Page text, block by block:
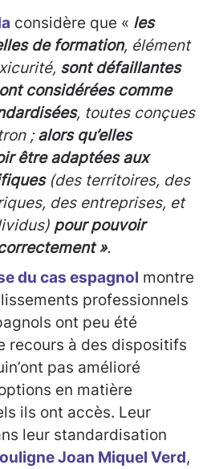
considère que « les
de formation, élément
sont défaillantes
considérées comme
, toutes conçues
;alors qu’elles
être adaptées aux
(des territoires, des
des entreprises, et
pour pouvoir
».
du cas espagnol montre
professionnels
ont peu été
recours à des dispositifs
pas amélioré
en matière
ils ont accès. Leur
leur standardisation
Joan Miquel Verd,